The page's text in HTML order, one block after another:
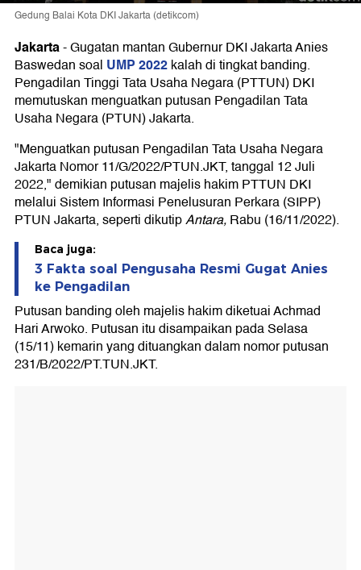
Gedung Balai Kota DKI Jakarta (detikcom)
Jakarta-Gugatan mantan Gubernur DKI Jakarta Anies
Baswedan soal UMP 2022kalah di tingkat banding.
Pengadilan Tinggi Tata Usaha Negara (PTTUN) DKI
memutuskan menguatkan putusan Pengadilan Tata
Usaha Negara (PTUN) Jakarta.
"Menguatkan putusan Pengadilan Tata Usaha Negara
Jakarta Nomor 11/G/2022/PTUN.JKT, tanggal 12 Juli
2022," demikian putusan majelis hakim PTTUN DKI
melalui Sistem Informasi Penelusuran Perkara (SIPP)
PTUN Jakarta, seperti dikutipAntara,Rabu (16/11/2022).
Baca juga:
3 Fakta soal Pengusaha Resmi Gugat Anies
ke Pengadilan
Putusan banding oleh majelis hakim diketuai Achmad
Hari Arwoko. Putusan itu disampaikan pada Selasa
(15/11) kemarin yang dituangkan dalam nomor putusan
231/B/2022/PT.TUN.JKT.